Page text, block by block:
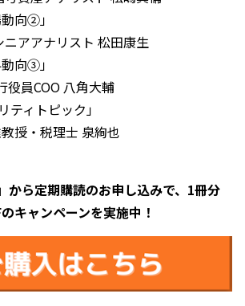
向②」
アアナリスト 松田康生
向③」
役員COO 八角大輔
ティトピック」
授・税理士 泉絢也
から定期購読のお申し込みで、1冊分
キャンペーンを実施中！